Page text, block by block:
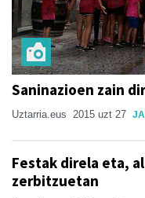
Saninazioen zain
Uztarria.eus 2015 uzt 27
Festak direla eta,
zerbitzuetan